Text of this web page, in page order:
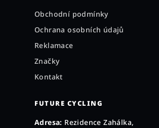
Obchodní podmínky
Ochrana osobních údajů
Reklamace
Značky
Kontakt
FUTURE CYCLING
Adresa: Rezidence Zahálka,